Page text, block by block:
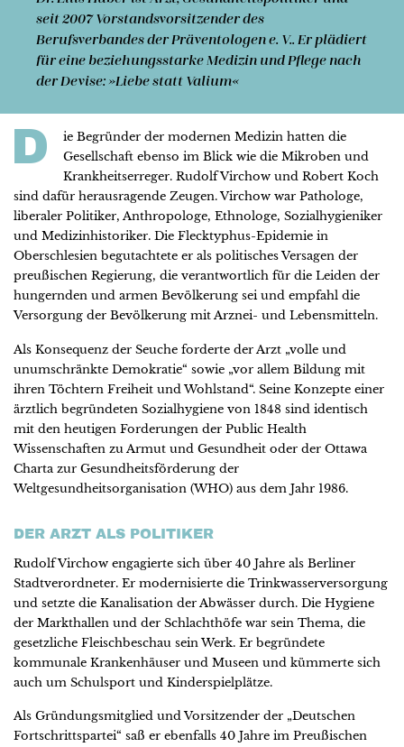
seit 2007 Vorstandsvorsitzender des
Berufsverbandes der Präventologen e. V.. Er plädiert
für eine beziehungsstarke Medizin und Pflege nach
der Devise: »Liebe statt Valium«
D
ie Begründer der modernen Medizin hatten die
Gesellschaft ebenso im Blick wie die Mikroben und
Krankheitserreger. Rudolf Virchow und Robert Koch
sind dafür herausragende Zeugen. Virchow war Pathologe,
liberaler Politiker, Anthropologe, Ethnologe, Sozialhygieniker
und Medizinhistoriker. Die Flecktyphus-Epidemie in
Oberschlesien begutachtete er als politisches Versagen der
preußischen Regierung, die verantwortlich für die Leiden der
hungernden und armen Bevölkerung sei und empfahl die
Versorgung der Bevölkerung mit Arznei- und Lebensmitteln.
Als Konsequenz der Seuche forderte der Arzt „volle und
unumschränkte Demokratie“ sowie „vor allem Bildung mit
ihren Töchtern Freiheit und Wohlstand“. Seine Konzepte einer
ärztlich begründeten Sozialhygiene von 1848 sind identisch
mit den heutigen Forderungen der Public Health
Wissenschaften zu Armut und Gesundheit oder der Ottawa
Charta zur Gesundheitsförderung der
Weltgesundheitsorganisation (WHO) aus dem Jahr 1986.
DER ARZT ALS POLITIKER
Rudolf Virchow engagierte sich über 40 Jahre als Berliner
Stadtverordneter. Er modernisierte die Trinkwasserversorgung
und setzte die Kanalisation der Abwässer durch. Die Hygiene
der Markthallen und der Schlachthöfe war sein Thema, die
gesetzliche Fleischbeschau sein Werk. Er begründete
kommunale Krankenhäuser und Museen und kümmerte sich
auch um Schulsport und Kinderspielplätze.
Als Gründungsmitglied und Vorsitzender der „Deutschen
Fortschrittspartei“ saß er ebenfalls 40 Jahre im Preußischen